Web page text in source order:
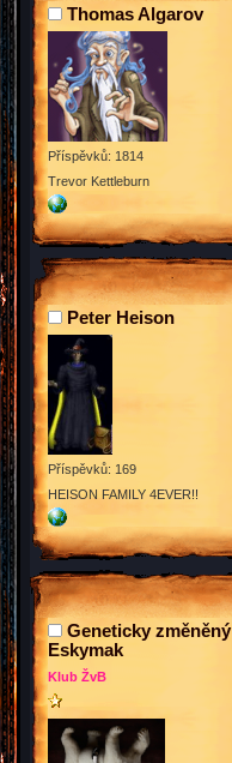
Thomas Algarov
Příspěvků: 1814
Trevor Kettleburn
Peter Heison
Příspěvků: 169
HEISON FAMILY 4EVER!!
Geneticky změněný
Eskymak
Klub ŽvB